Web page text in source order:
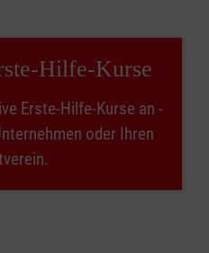
Hilfe-Kurse
Erste-Hilfe-Kurse an -
oder Ihren